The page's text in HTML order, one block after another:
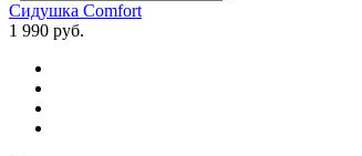
Сидушка Comfort
1 990 руб.